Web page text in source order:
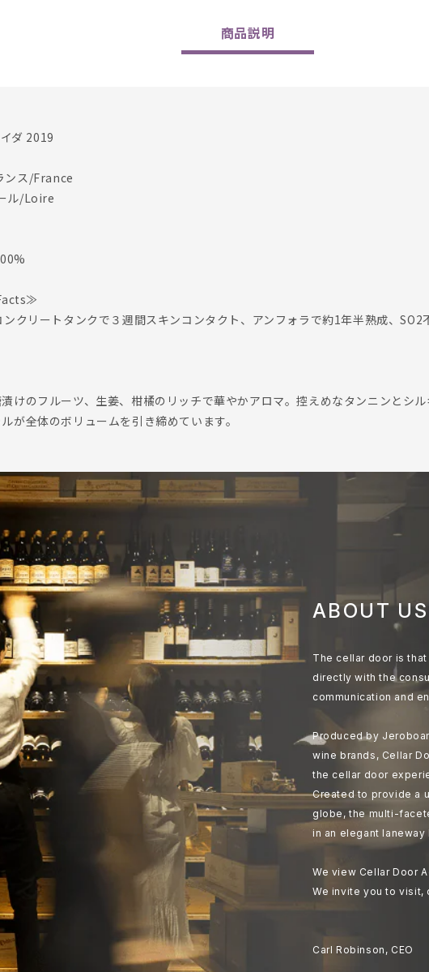
す
商品説明
ダ 2019
ンス/France
ル/Loire
クリートタンクで３週間スキンコンタクト、アンフォラで約1年半熟成、
けのフルーツ、生姜、柑橘のリッチで華やかアロマ。控えめなタンニンとシ
が全体のボリュームを引き締めています。
ABOUT US
The cellar door is
directly with the
communication and
Produced by
wine brands, Cellar
the cellar door
Created to provide a
globe, the multi-
in an elegant laneway
We view Cellar Door
We invite you to visit,
Carl Robinson, CEO